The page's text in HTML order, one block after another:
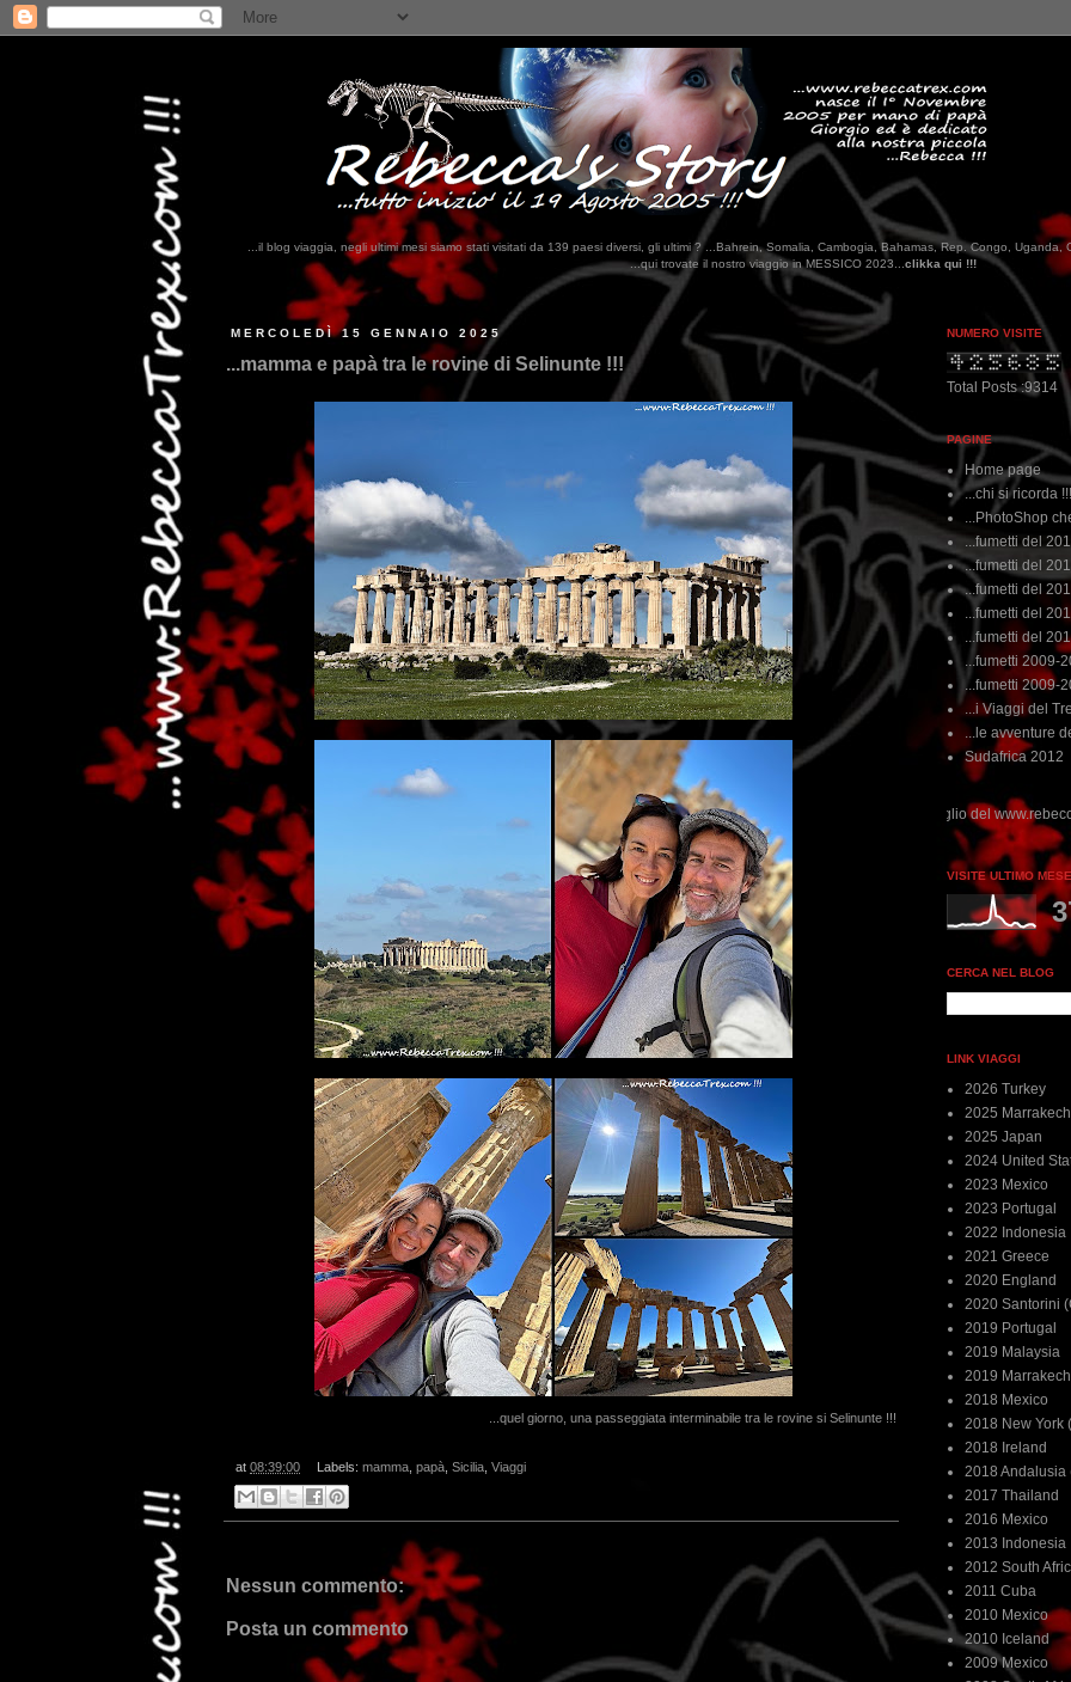
...il blog viaggia, negli ultimi mesi siamo stati visitati da 139 paesi diversi, gli ultimi ? ...Bahrein, Somalia, Cambogia, Bahamas, Rep. Congo, Uganda,
...qui trovate il nostro viaggio in MESSICO 2023...clikka qui !!!
MERCOLEDÌ 15 GENNAIO 2025
...mamma e papà tra le rovine di Selinunte !!!
...quel giorno, una passeggiata interminabile tra le rovine si Selinunte !!!
at 08:39:00 Labels: mamma, papà, Sicilia, Viaggi
Nessun commento:
Posta un commento
NUMERO VISITE
Total Posts :9314
PAGINE
Home page
...chi si ricorda !!!
...PhotoShop
...fumetti del
...fumetti del
...fumetti del
...fumetti del
...fumetti del
...fumetti 2009-
...fumetti 2009-
...i Viaggi del
...le avventure
Sudafrica 2012
...dai non perdere tempo, clikka "qui", c'è il meglio del www.rebeccatrex.com
VISITE ULTIMO MESE
CERCA NEL BLOG
LINK VIAGGI
2026 Turkey
2025
2025 Japan
2024 United
2023 Mexico
2023 Portugal
2022 Indonesia
2021 Greece
2020 England
2020 Santorini
2019 Portugal
2019 Malaysia
2019
2018 Mexico
2018 New York
2018 Ireland
2018 Andalusia
2017 Thailand
2016 Mexico
2013 Indonesia
2012 South
2011 Cuba
2010 Mexico
2010 Iceland
2009 Mexico